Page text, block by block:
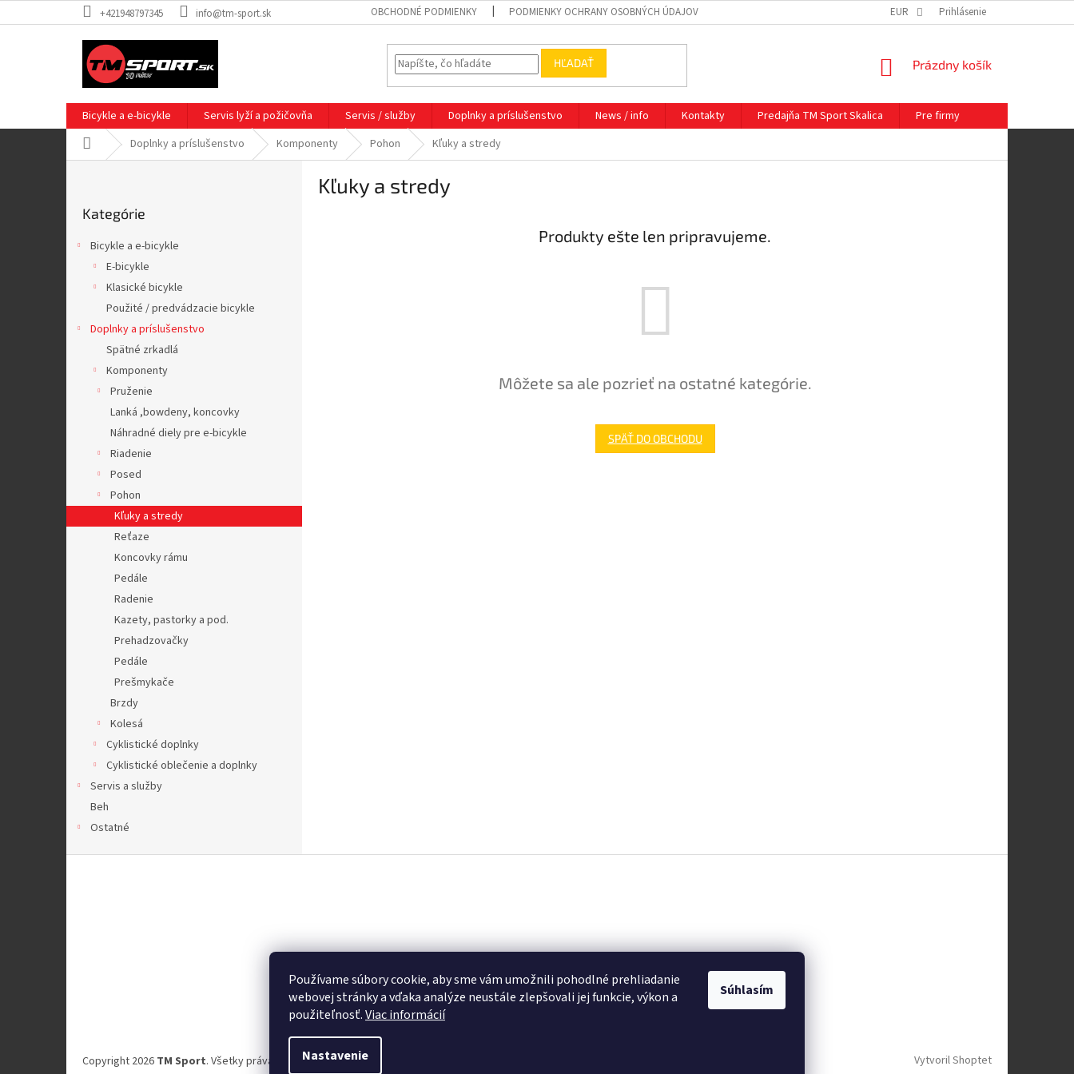
Používame súbory cookie, aby sme vám umožnili pohodlné prehliadanie
webovej stránky a vďaka analýze neustále zlepšovali jej funkcie, výkon a
použiteľnosť.Viac informácií
Nastavenie
Súhlasím
na
+421948797345 info@tm-sport.sk OBCHODNÉ PODMIENKY PODMIENKY OCHRANY OSOBNÝCH ÚDAJOV EUR Prihlásenie
HĽADAŤ
NÁKUPNÝ
Prázdny košík
Bicykle a e-bicykle Servis lyží a požičovňa Servis / služby Doplnky a príslušenstvo News / info Kontakty Predajňa TM Sport Skalica
Pre firmy
DomovDoplnky a príslušenstvo Komponenty Pohon Kľuky a stredy
kategórie
Kategórie
Bicykle a e-bicykle
E-bicykle
Klasické bicykle
Použité / predvádzacie bicykle
Doplnky a príslušenstvo
Spätné zrkadlá
Komponenty
Pruženie
Lanká ,bowdeny, koncovky
Náhradné diely pre e-bicykle
Riadenie
Posed
Pohon
Kľuky a stredy
Reťaze
Koncovky rámu
Pedále
Radenie
Kazety, pastorky a pod.
Prehadzovačky
Pedále
Prešmykače
Brzdy
Kolesá
Cyklistické doplnky
Cyklistické oblečenie a doplnky
Servis a služby
Beh
Ostatné
Kľuky a stredy
Produkty ešte len pripravujeme.
Môžete sa ale pozrieť na ostatné kategórie.
SPÄŤ DO OBCHODU
Vytvoril Shoptet
Copyright 2026 TM Sport. Všetky práva vyhradené.